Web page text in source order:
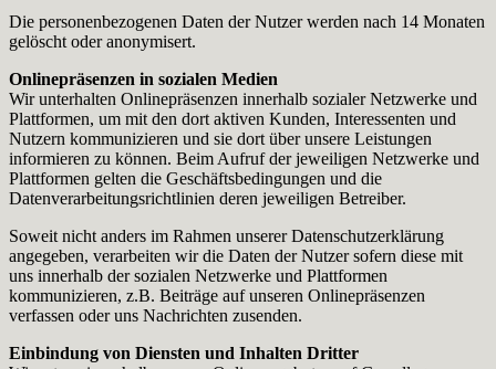
Die personenbezogenen Daten der Nutzer werden nach 14 Monaten
gelöscht oder anonymisert.
Onlinepräsenzen in sozialen Medien
Wir unterhalten Onlinepräsenzen innerhalb sozialer Netzwerke und
Plattformen, um mit den dort aktiven Kunden, Interessenten und
Nutzern kommunizieren und sie dort über unsere Leistungen
informieren zu können. Beim Aufruf der jeweiligen Netzwerke und
Plattformen gelten die Geschäftsbedingungen und die
Datenverarbeitungsrichtlinien deren jeweiligen Betreiber.
Soweit nicht anders im Rahmen unserer Datenschutzerklärung
angegeben, verarbeiten wir die Daten der Nutzer sofern diese mit
uns innerhalb der sozialen Netzwerke und Plattformen
kommunizieren, z.B. Beiträge auf unseren Onlinepräsenzen
verfassen oder uns Nachrichten zusenden.
Einbindung von Diensten und Inhalten Dritter